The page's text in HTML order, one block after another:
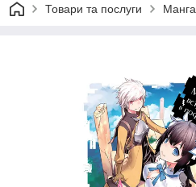
Товари та послуги Манга